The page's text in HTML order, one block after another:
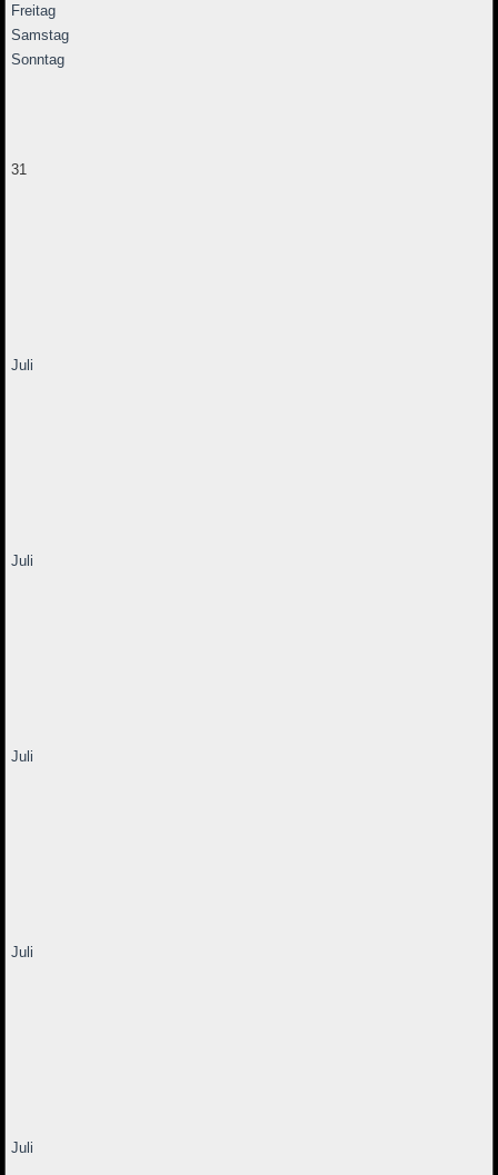
Freitag
Samstag
Sonntag
31
Juli
Juli
Juli
Juli
Juli